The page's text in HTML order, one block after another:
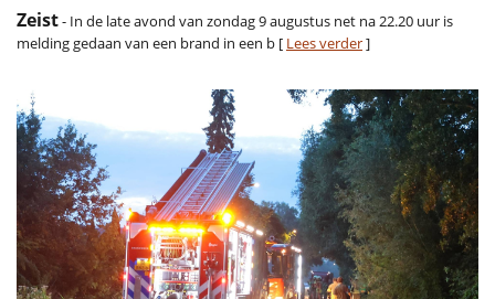
Zeist- In de late avond van zondag 9 augustus net na 22.20 uur is
melding gedaan van een brand in een b [ Lees verder]